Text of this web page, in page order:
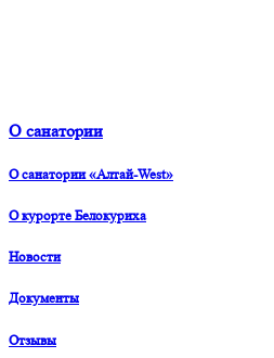
О санатории
О санатории «Алтай-West»
О курорте Белокуриха
Новости
Документы
Отзывы